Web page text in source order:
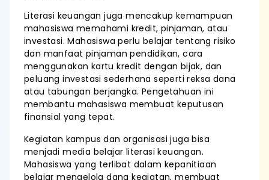
Literasi keuangan juga mencakup kemampuan
mahasiswa memahami kredit, pinjaman, atau
investasi. Mahasiswa perlu belajar tentang risiko
dan manfaat pinjaman pendidikan, cara
menggunakan kartu kredit dengan bijak, dan
peluang investasi sederhana seperti reksa dana
atau tabungan berjangka. Pengetahuan ini
membantu mahasiswa membuat keputusan
finansial yang tepat.
Kegiatan kampus dan organisasi juga bisa
menjadi media belajar literasi keuangan.
Mahasiswa yang terlibat dalam kepanitiaan
belajar mengelola dana kegiatan, membuat